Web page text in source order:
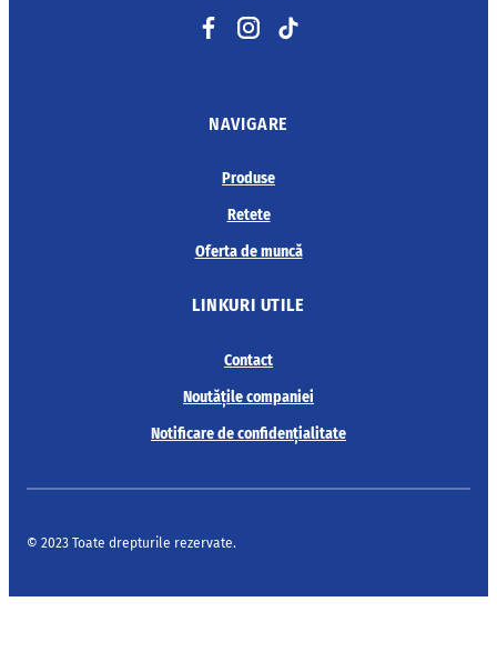
Facebook Instagram TikTok
NAVIGARE
Produse
Retete
Oferta de muncă
LINKURI UTILE
Contact
Noutățile companiei
Notificare de confidențialitate
© 2023 Toate drepturile rezervate.